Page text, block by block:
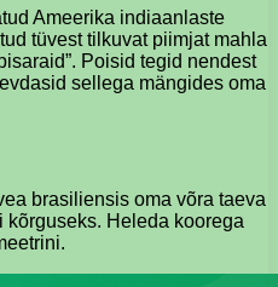
Ameerika indiaanlaste
tüvest tilkuvat piimjat mahla
Poisid tegid nendest
sellega mängides oma
brasiliensis oma võra taeva
kõrguseks. Heleda koorega